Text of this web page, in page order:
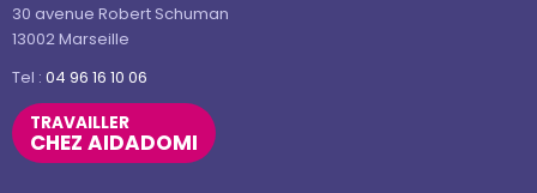
30 avenue Robert Schuman
13002 Marseille
Tel : 04 96 16 10 06
TRAVAILLER
CHEZ AIDADOMI